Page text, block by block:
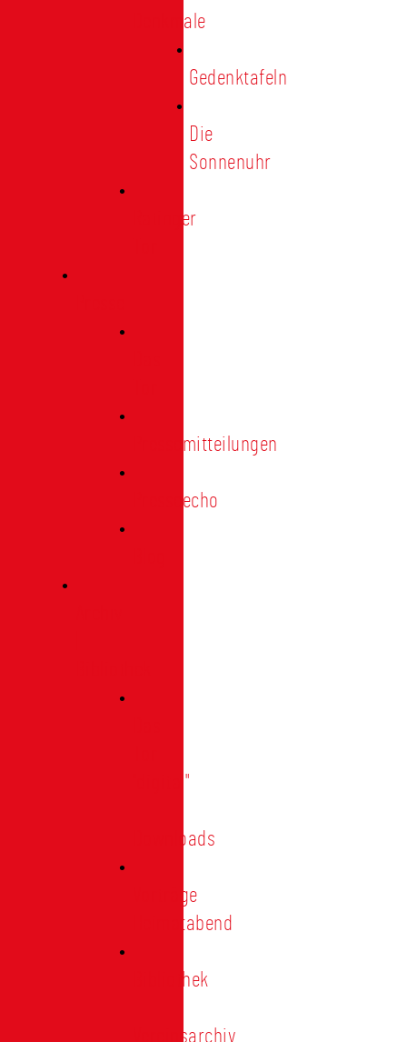
Denkmale
Gedenktafeln
Die
Sonnenuhr
Ratinger
Pressemitteilungen
Presseecho
"digital"
Downloads
Vorträge
Heimatabend
Bibliothek
Vereinsarchiv